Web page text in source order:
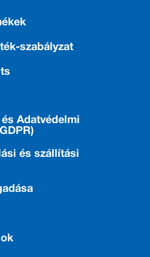
szabályzat
Adatvédelmi
és szállítási